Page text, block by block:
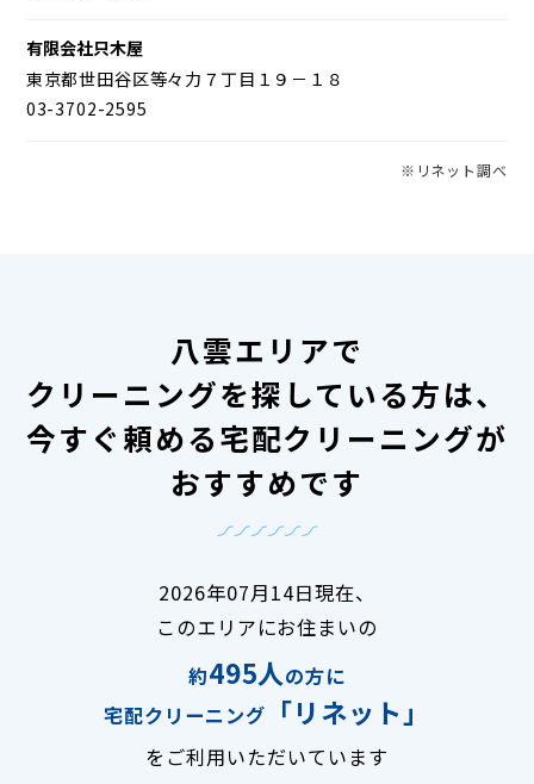
有限会社只木屋
東京都世田谷区等々力７丁目１９－１８
03-3702-2595
※リネット調べ
八雲エリアで
クリーニングを探している方は、
今すぐ頼める宅配クリーニングが
おすすめです
2026年07月14日現在、
このエリアにお住まいの
約495人の方に
宅配クリーニング
「リネット」
をご利用いただいています